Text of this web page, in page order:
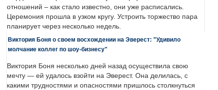
отношений – как стало известно, они уже расписались.
Церемония прошла в узком кругу. Устроить торжество пара
планирует через несколько недель.
Виктория Боня о своем восхождении на Эверест: "Удивило
молчание коллег по шоу-бизнесу"
Виктория Боня несколько дней назад осуществила свою
мечту — ей удалось взойти на Эверест. Она делилась, с
какими трудностями и опасностями пришлось столкнуться